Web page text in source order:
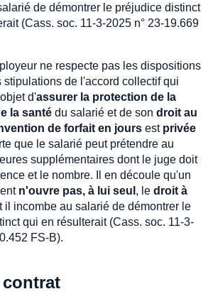
de démontrer le préjudice distinct
(Cass. soc. 11-3-2025 n° 23-19.669
ne respecte pas les dispositions
stipulations de l'accord collectif qui
d'assurer la protection de la
la santé du salarié et de son droit au
de forfait en jours est privée
que le salarié peut prétendre au
supplémentaires dont le juge doit
et le nombre. Il en découle qu'un
n'ouvre pas, à lui seul , le droit à
il incombe au salarié de démontrer le
qui en résulterait (Cass. soc. 11-3-
FS-B).